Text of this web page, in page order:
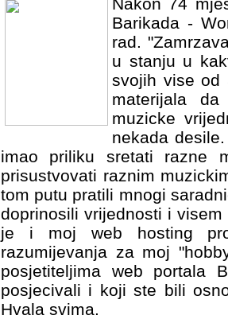
Barikada -
rad.
u stanju u
svojih vise od
materijala
muzicke
nekada
imao priliku sretati razne
prisustvovati raznim
tom putu pratili mnogi
doprinosili vrijednosti i
je i moj web hosting
razumijevanja za moj
posjetiteljima web portala
posjecivali i koji ste bili
Hvala svima.